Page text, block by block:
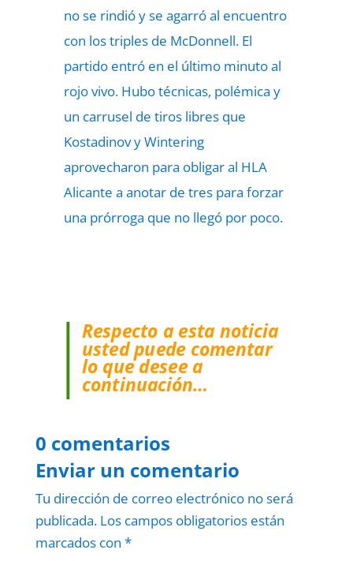
no se rindió y se agarró al encuentro
con los triples de McDonnell. El
partido entró en el último minuto al
rojo vivo. Hubo técnicas, polémica y
un carrusel de tiros libres que
Kostadinov y Wintering
aprovecharon para obligar al HLA
Alicante a anotar de tres para forzar
una prórroga que no llegó por poco.
Respecto a esta noticia
usted puede comentar
lo que desee a
continuación…
0 comentarios
Enviar un comentario
Tu dirección de correo electrónico no será
publicada. Los campos obligatorios están
marcados con *